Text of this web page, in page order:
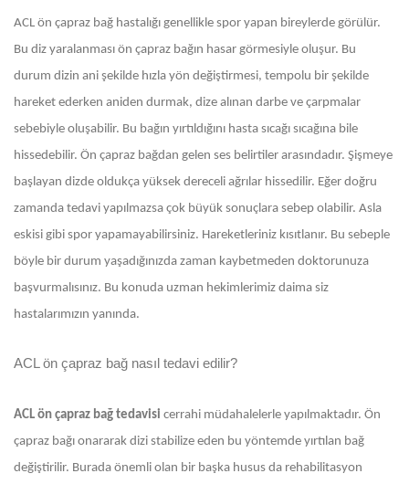
ACL ön çapraz bağ hastalığı genellikle spor yapan bireylerde görülür.
Bu diz yaralanması ön çapraz bağın hasar görmesiyle oluşur. Bu
durum dizin ani şekilde hızla yön değiştirmesi, tempolu bir şekilde
hareket ederken aniden durmak, dize alınan darbe ve çarpmalar
sebebiyle oluşabilir. Bu bağın yırtıldığını hasta sıcağı sıcağına bile
hissedebilir. Ön çapraz bağdan gelen ses belirtiler arasındadır. Şişmeye
başlayan dizde oldukça yüksek dereceli ağrılar hissedilir. Eğer doğru
zamanda tedavi yapılmazsa çok büyük sonuçlara sebep olabilir. Asla
eskisi gibi spor yapamayabilirsiniz. Hareketleriniz kısıtlanır. Bu sebeple
böyle bir durum yaşadığınızda zaman kaybetmeden doktorunuza
başvurmalısınız. Bu konuda uzman hekimlerimiz daima siz
hastalarımızın yanında.
ACL ön çapraz bağ nasıl tedavi edilir?
ACL ön çapraz bağ tedavisi cerrahi müdahalelerle yapılmaktadır. Ön
çapraz bağı onararak dizi stabilize eden bu yöntemde yırtılan bağ
değiştirilir. Burada önemli olan bir başka husus da rehabilitasyon